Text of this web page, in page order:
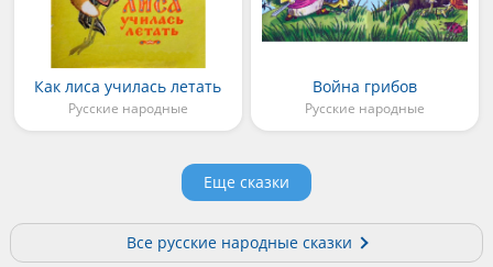
Как лиса училась летать
Русские народные
Война грибов
Русские народные
Еще сказки
Все русские народные сказки